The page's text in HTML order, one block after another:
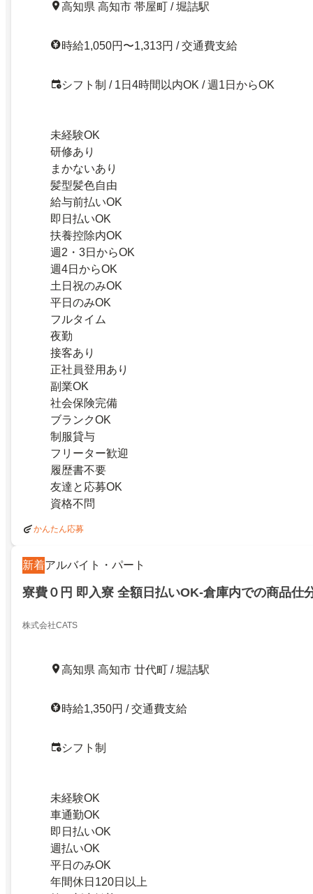
高知県 高知市 帯屋町 / 堀詰駅
時給1,050円〜1,313円 / 交通費支給
シフト制 / 1日4時間以内OK / 週1日からOK
未経験OK
研修あり
まかないあり
髪型髪色自由
給与前払いOK
即日払いOK
扶養控除内OK
週2・3日からOK
週4日からOK
土日祝のみOK
平日のみOK
フルタイム
夜勤
接客あり
正社員登用あり
副業OK
社会保険完備
ブランクOK
制服貸与
フリーター歓迎
履歴書不要
友達と応募OK
資格不問
かんたん応募
新着アルバイト・パート
寮費０円 即入寮 全額日払いOK-倉庫内での商品仕
株式会社CATS
高知県 高知市 廿代町 / 堀詰駅
時給1,350円 / 交通費支給
シフト制
未経験OK
車通勤OK
即日払いOK
週払いOK
平日のみOK
年間休日120日以上